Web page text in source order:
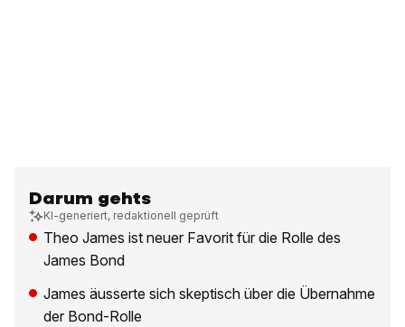
Darum gehts
KI-generiert, redaktionell geprüft
Theo James ist neuer Favorit für die Rolle des
James Bond
James äusserte sich skeptisch über die Übernahme
der Bond-Rolle